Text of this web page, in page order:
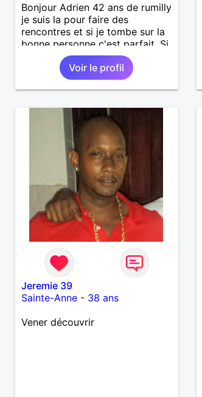
Bonjour Adrien 42 ans de rumilly
je suis la pour faire des
rencontres et si je tombe sur la
bonne personne c'est parfait. Si
tu est attentionné tactile et
honnête je te met direct un
Voir le profil
Jeremie 39
Sainte-Anne- 38 ans
Vener découvrir